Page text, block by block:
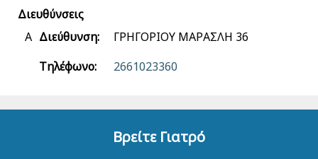
Διευθύνσεις
Α Διεύθυνση:
ΓΡΗΓΟΡΙΟΥ ΜΑΡΑΣΛΗ 36
Τηλέφωνο:
2661023360
Βρείτε Γιατρό